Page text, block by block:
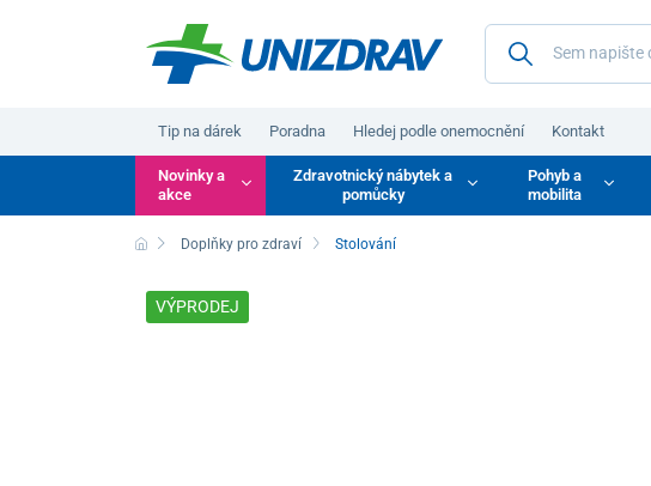
Tip na dárek Poradna Hledej podle onemocnění Kontakt
Novinky a
akce
Zdravotnický nábytek a
pomůcky
Pohyb a
mobilita
Doplňky pro zdraví Stolování
VÝPRODEJ